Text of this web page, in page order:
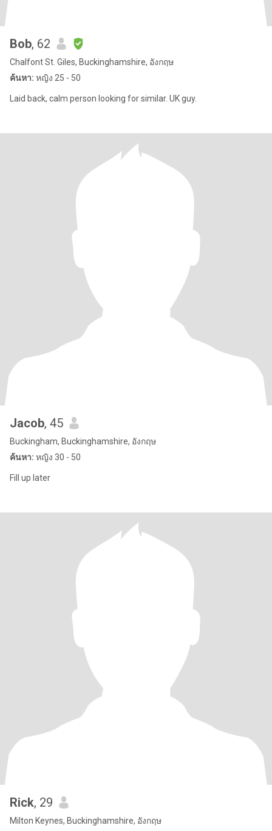
Bob, 62
Chalfont St. Giles, Buckinghamshire, อังกฤษ
ค้นหา: หญิง 25 - 50
Laid back, calm person looking for similar. UK guy.
Jacob, 45
Buckingham, Buckinghamshire, อังกฤษ
ค้นหา: หญิง 30 - 50
Fill up later
Rick, 29
Milton Keynes, Buckinghamshire, อังกฤษ